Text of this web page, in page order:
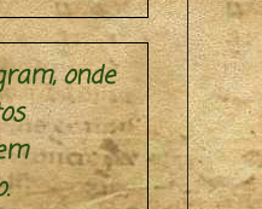
onde